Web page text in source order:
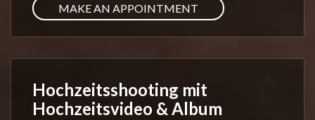
MAKE AN APPOINTMENT
Hochzeitsshooting mit
Hochzeitsvideo & Album